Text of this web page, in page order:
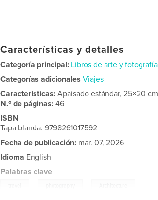
Características y detalles
Categoría principal: Libros de arte y fotografía
Categorías adicionales Viajes
Características:Apaisado estándar, 25×20 cm
N.º de páginas:46
ISBN
Tapa blanda: 9798261017592
Fecha de publicación: mar. 07, 2026
Idioma English
Palabras clave